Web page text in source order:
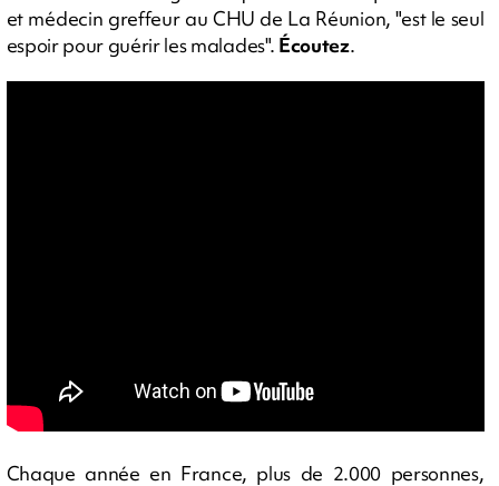
et médecin greffeur au CHU de La Réunion, "est le seul
espoir pour guérir les malades". Écoutez.
Chaque année en France, plus de 2.000 personnes,